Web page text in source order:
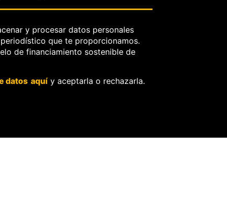
de corrección.
Sobre libertad de
información frente a
contenidos.
y procesar datos personales
que te proporcionamos.
de financiamiento sostenible de
datos aquí y aceptarla o rechazarla.